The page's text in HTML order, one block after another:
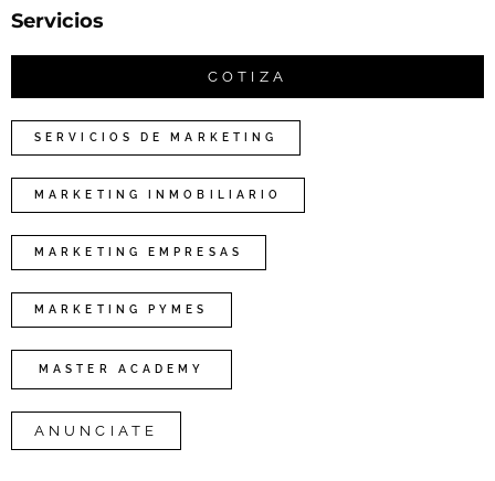
Servicios
COTIZA
SERVICIOS DE MARKETING
MARKETING INMOBILIARIO
MARKETING EMPRESAS
MARKETING PYMES
MASTER ACADEMY
ANUNCIATE